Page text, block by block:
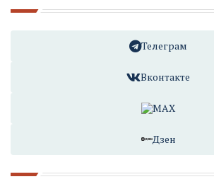
Телеграм
Вконтакте
MAX
Дзен